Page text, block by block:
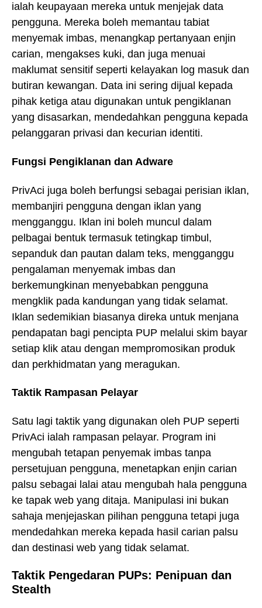
ialah keupayaan mereka untuk menjejak data
pengguna. Mereka boleh memantau tabiat
menyemak imbas, menangkap pertanyaan enjin
carian, mengakses kuki, dan juga menuai
maklumat sensitif seperti kelayakan log masuk dan
butiran kewangan. Data ini sering dijual kepada
pihak ketiga atau digunakan untuk pengiklanan
yang disasarkan, mendedahkan pengguna kepada
pelanggaran privasi dan kecurian identiti.
Fungsi Pengiklanan dan Adware
PrivAci juga boleh berfungsi sebagai perisian iklan,
membanjiri pengguna dengan iklan yang
mengganggu. Iklan ini boleh muncul dalam
pelbagai bentuk termasuk tetingkap timbul,
sepanduk dan pautan dalam teks, mengganggu
pengalaman menyemak imbas dan
berkemungkinan menyebabkan pengguna
mengklik pada kandungan yang tidak selamat.
Iklan sedemikian biasanya direka untuk menjana
pendapatan bagi pencipta PUP melalui skim bayar
setiap klik atau dengan mempromosikan produk
dan perkhidmatan yang meragukan.
Taktik Rampasan Pelayar
Satu lagi taktik yang digunakan oleh PUP seperti
PrivAci ialah rampasan pelayar. Program ini
mengubah tetapan penyemak imbas tanpa
persetujuan pengguna, menetapkan enjin carian
palsu sebagai lalai atau mengubah hala pengguna
ke tapak web yang ditaja. Manipulasi ini bukan
sahaja menjejaskan pilihan pengguna tetapi juga
mendedahkan mereka kepada hasil carian palsu
dan destinasi web yang tidak selamat.
Taktik Pengedaran PUPs: Penipuan dan
Stealth